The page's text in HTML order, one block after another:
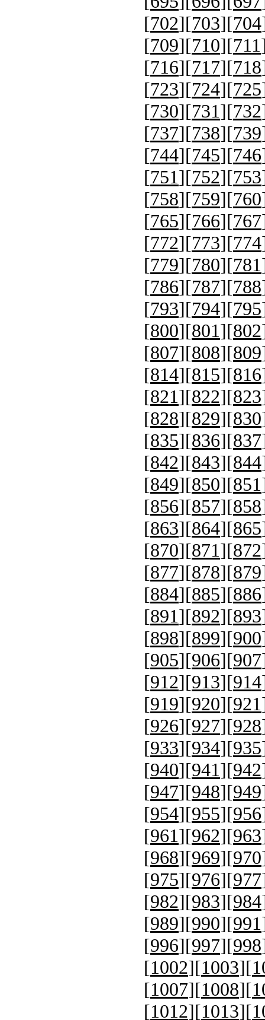
[702][703][704
[709][710][711
[716][717][718
[723][724][725
[730][731][732
[737][738][739
[744][745][746
[751][752][753
[758][759][760
[765][766][767
[772][773][774
[779][780][781
[786][787][788
[793][794][795
[800][801][802
[807][808][809
[814][815][816
[821][822][823
[828][829][830
[835][836][837
[842][843][844
[849][850][851
[856][857][858
[863][864][865
[870][871][872
[877][878][879
[884][885][886
[891][892][893
[898][899][900
[905][906][907
[912][913][914
[919][920][921
[926][927][928
[933][934][935
[940][941][942
[947][948][949
[954][955][956
[961][962][963
[968][969][970
[975][976][977
[982][983][984
[989][990][991
[996][997][998
[1002][1003][
[1007][1008][
[1012][1013][